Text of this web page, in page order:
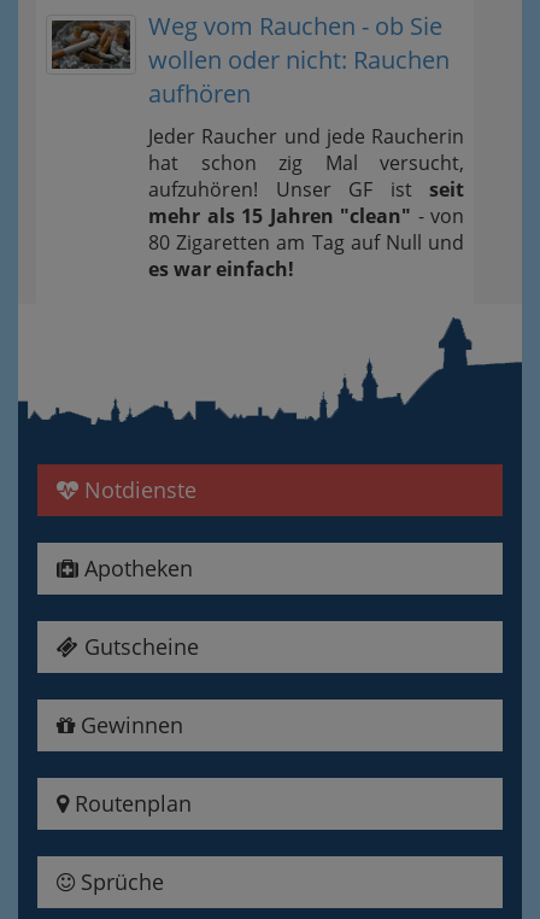
Weg vom Rauchen - ob Sie
wollen oder nicht: Rauchen
aufhören
Jeder Raucher und jede Raucherin
hat schon zig Mal versucht,
aufzuhören! Unser GF ist seit
mehr als 15 Jahren "clean" - von
80 Zigaretten am Tag auf Null und
es war einfach!
Notdienste
Apotheken
Gutscheine
Gewinnen
Routenplan
Sprüche